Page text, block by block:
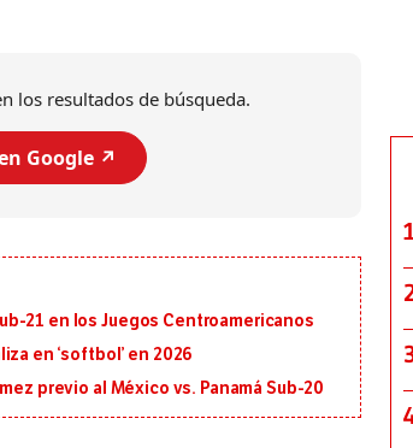
los resultados de búsqueda.
Google ↗️
21 en los Juegos Centroamericanos
en ‘softbol’ en 2026
previo al México vs. Panamá Sub-20